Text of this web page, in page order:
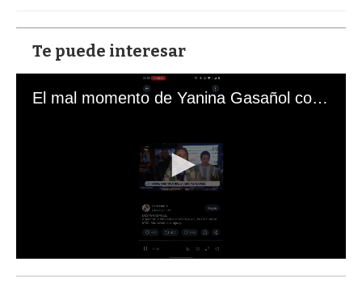
Te puede interesar
El mal momento de Yanina Gasañol con un hincha argentino en "Subrayado"
s